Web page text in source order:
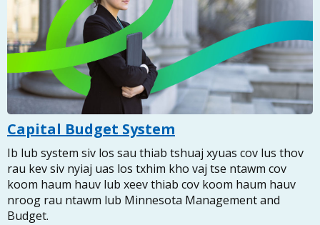
Capital Budget System
Ib lub system siv los sau thiab tshuaj xyuas cov lus thov
rau kev siv nyiaj uas los txhim kho vaj tse ntawm cov
koom haum hauv lub xeev thiab cov koom haum hauv
nroog rau ntawm lub Minnesota Management and
Budget.